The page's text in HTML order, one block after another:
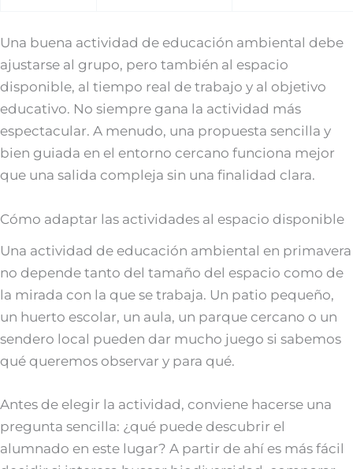
Una buena actividad de educación ambiental debe
ajustarse al grupo, pero también al espacio
disponible, al tiempo real de trabajo y al objetivo
educativo. No siempre gana la actividad más
espectacular. A menudo, una propuesta sencilla y
bien guiada en el entorno cercano funciona mejor
que una salida compleja sin una finalidad clara.
Cómo adaptar las actividades al espacio disponible
Una actividad de educación ambiental en primavera
no depende tanto del tamaño del espacio como de
la mirada con la que se trabaja. Un patio pequeño,
un huerto escolar, un aula, un parque cercano o un
sendero local pueden dar mucho juego si sabemos
qué queremos observar y para qué.
Antes de elegir la actividad, conviene hacerse una
pregunta sencilla: ¿qué puede descubrir el
alumnado en este lugar? A partir de ahí es más fácil